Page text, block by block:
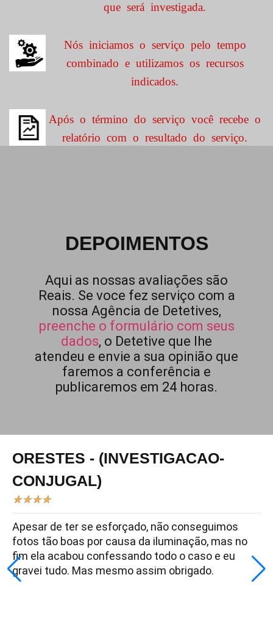
que será investigada.
Nós iniciamos o serviço pelo tempo
combinado e utilizamos os recursos
indicados.
Após o término do serviço você recebe o
relatório com o resultado do serviço.
DEPOIMENTOS
Aqui as nossas avaliações são
Reais. Se voce fez serviço com a
nossa Agência de Detetives,
preenche o formulário com seus
dados, o Detetive que lhe
atendeu e envie a sua opinião que
faremos a conferência e
publicaremos em 24 horas.
ORESTES - (INVESTIGACAO-
CONJUGAL)
★★★★
Apesar de ter se esforçado, não conseguimos
fotos tão boas por causa da iluminação, mas no
fim ela acabou confessando todo o caso e eu
gravei tudo. Mas mesmo assim obrigado.